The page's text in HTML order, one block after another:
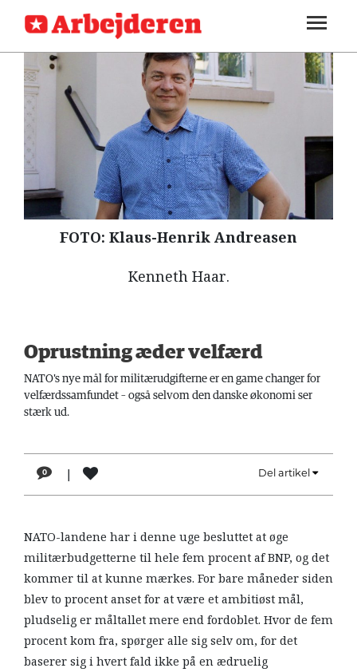
SEKTIONER
ARBEJDEREN
MENER
FAGLIGT
INDLAND
UDLAND
KULTUR
LÆSER
TIL
LÆSER
HISTORIE
SOUNDCLOUD
ABONNER
LOG IND
OM
ARBEJDEREN
FOTO: Klaus-Henrik Andreasen
Kenneth Haar.
Oprustning æder velfærd
NATO's nye mål for militærudgifterne er en game changer for
velfærdssamfundet – også selvom den danske økonomi ser
stærk ud.
0 | Del artikel
NATO-landene har i denne uge besluttet at øge
militærbudgetterne til hele fem procent af BNP, og det
kommer til at kunne mærkes. For bare måneder siden
blev to procent anset for at være et ambitiøst mål,
pludselig er måltallet mere end fordoblet. Hvor de fem
procent kom fra, spørger alle sig selv om, for det
baserer sig i hvert fald ikke på en ædruelig